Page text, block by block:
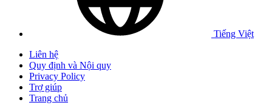
Tiếng Việt
Liên hệ
Quy định và Nội quy
Privacy Policy
Trợ giúp
Trang chủ